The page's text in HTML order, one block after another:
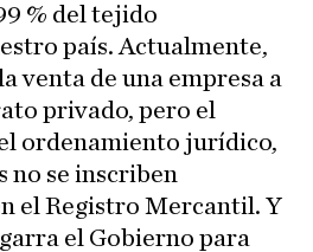
% del tejido
país. Actualmente,
venta de una empresa a
privado, pero el
ordenamiento jurídico,
no se inscriben
el Registro Mercantil. Y
el Gobierno para